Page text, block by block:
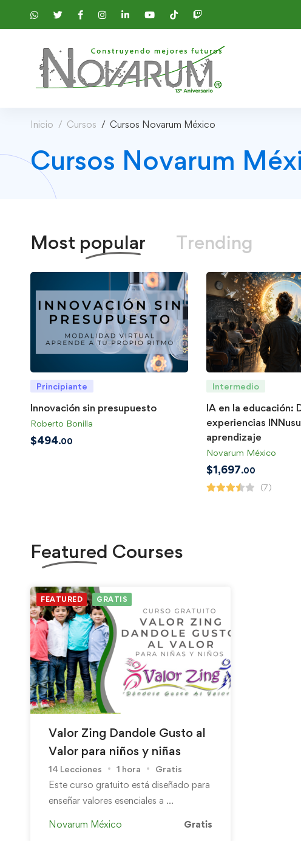
Inicio Cursos Cursos Novarum México
Cursos Novarum
Most popular Trending
Principiante
Innovación sin presupuesto
Roberto Bonilla
$494.00
Intermedio
IA en la educación:
experiencias
aprendizaje
Novarum México
$1,697.00
(7)
Featured Courses
FEATURED GRATIS
Valor Zing Dandole Gusto al
Valor para niños y niñas
14 Lecciones 1 hora Gratis
Este curso gratuito está diseñado para
enseñar valores esenciales a …
Novarum México Gratis